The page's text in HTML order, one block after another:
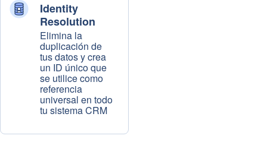
Identity
Resolution
Elimina la
duplicación de
tus datos y crea
un ID único que
se utilice como
referencia
universal en todo
tu sistema CRM